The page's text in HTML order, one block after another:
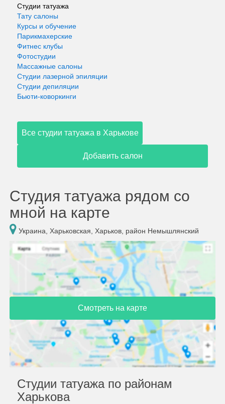
Студии татуажа
Тату салоны
Курсы и обучение
Парикмахерские
Фитнес клубы
Фотостудии
Массажные салоны
Студии лазерной эпиляции
Студии депиляции
Бьюти-коворкинги
Все студии татуажа в Харькове
Добавить салон
Студия татуажа рядом со
мной на карте
Украина, Харьковская, Харьков, район Немышлянский
Смотреть на карте
Студии татуажа по районам
Харькова